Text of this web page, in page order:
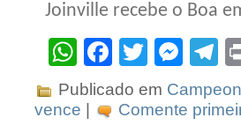
Joinville recebe o Boa
WhatsApp
Facebook
Twitter
Publicado em
vence
Comente